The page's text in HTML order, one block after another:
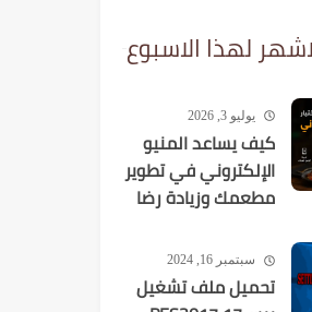
لهذا الاسبوع
يوليو 3, 2026
كيف يساعد المنيو
الإلكتروني في تطوير
مطعمك وزيادة رضا
سبتمبر 16, 2024
تحميل ملف تشغيل